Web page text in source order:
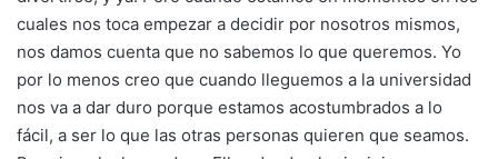
cuales nos toca empezar a decidir por nosotros mismos,
nos damos cuenta que no sabemos lo que queremos. Yo
por lo menos creo que cuando lleguemos a la universidad
nos va a dar duro porque estamos acostumbrados a lo
fácil, a ser lo que las otras personas quieren que seamos.